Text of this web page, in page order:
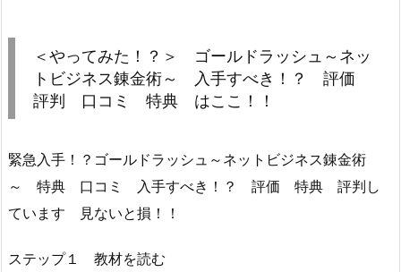
＜やってみた！？＞ ゴールドラッシュ～ネッ
トビジネス錬金術～ 入手すべき！？ 評価
評判 口コミ 特典 はここ！！
緊急入手！？ゴールドラッシュ～ネットビジネス錬金術
～ 特典 口コミ 入手すべき！？ 評価 特典 評判し
ています 見ないと損！！
ステップ１ 教材を読む